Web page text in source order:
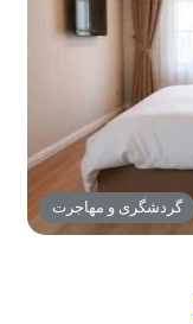
گردشگری و مهاجرت